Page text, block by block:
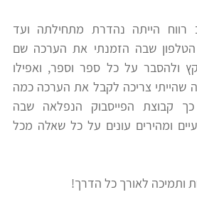
רווח הייתה נהדרת מתחילתה ועד
שבה הזמנתי את הערכה שם
קץ ולהסבר על כל ספר וספר, ואפילו
שהייתי צריכה לקבל את הערכה כמה
קבוצת הפייסבוק הנפלאה שבה
ומהירים עונים על כל שאלה מכל
ותמיכה לאורך כל הדרך!